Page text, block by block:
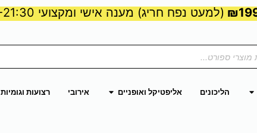
(למעט נפח חריג) מענה אישי ומקצועי 9:00-21:30 / טלפון:
פתח משקולות וכוח
הליכונים אליפטיקל ואופניים פתח אליפטיקל ואופניים
אירובי רצועות וגומיות